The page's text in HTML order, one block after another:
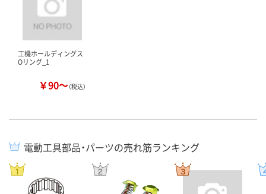
工機ホールディングス
Oリング_1
￥90～（税込）
電動工具部品・パーツの売れ筋ランキング